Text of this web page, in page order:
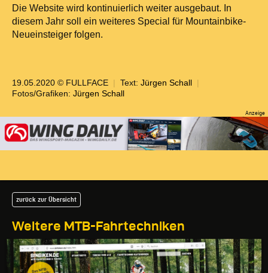
Die Website wird kontinuierlich weiter ausgebaut. In
diesem Jahr soll ein weiteres Special für Mountainbike-
Neueinsteiger folgen.
19.05.2020 © FULLFACE | Text: Jürgen Schall |
Fotos/Grafiken: Jürgen Schall
Weitere MTB-Fahrtechniken
zurück zur Übersicht